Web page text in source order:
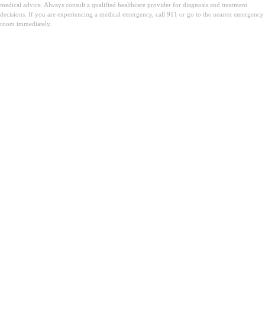
medical advice. Always consult a qualified healthcare provider for diagnosis and treatment
decisions. If you are experiencing a medical emergency, call 911 or go to the nearest emergency
room immediately.